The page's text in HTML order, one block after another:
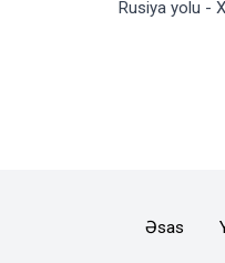
Rusiya yolu -
Əsas